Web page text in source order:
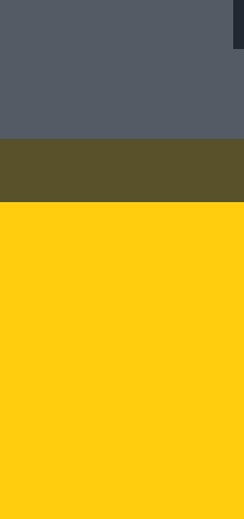
Besuchen Sie uns auf: